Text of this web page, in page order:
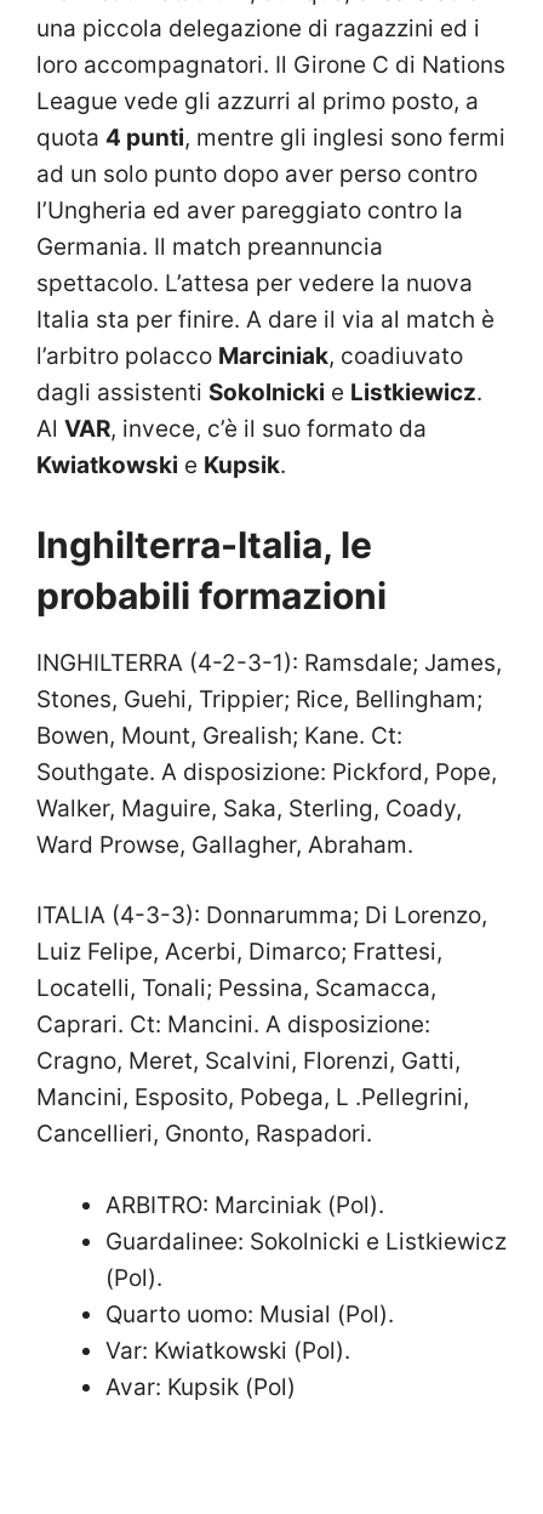
una piccola delegazione di ragazzini ed i
loro accompagnatori. Il Girone C di Nations
League vede gli azzurri al primo posto, a
quota 4 punti, mentre gli inglesi sono fermi
ad un solo punto dopo aver perso contro
l’Ungheria ed aver pareggiato contro la
Germania. Il match preannuncia
spettacolo. L’attesa per vedere la nuova
Italia sta per finire. A dare il via al match è
l’arbitro polacco Marciniak, coadiuvato
dagli assistenti Sokolnicki e Listkiewicz.
Al VAR, invece, c’è il suo formato da
Kwiatkowski e Kupsik.
Inghilterra-Italia, le
probabili formazioni
INGHILTERRA (4-2-3-1): Ramsdale; James,
Stones, Guehi, Trippier; Rice, Bellingham;
Bowen, Mount, Grealish; Kane. Ct:
Southgate. A disposizione: Pickford, Pope,
Walker, Maguire, Saka, Sterling, Coady,
Ward Prowse, Gallagher, Abraham.
ITALIA (4-3-3): Donnarumma; Di Lorenzo,
Luiz Felipe, Acerbi, Dimarco; Frattesi,
Locatelli, Tonali; Pessina, Scamacca,
Caprari. Ct: Mancini. A disposizione:
Cragno, Meret, Scalvini, Florenzi, Gatti,
Mancini, Esposito, Pobega, L .Pellegrini,
Cancellieri, Gnonto, Raspadori.
ARBITRO: Marciniak (Pol).
Guardalinee: Sokolnicki e Listkiewicz
(Pol).
Quarto uomo: Musial (Pol).
Var: Kwiatkowski (Pol).
Avar: Kupsik (Pol)